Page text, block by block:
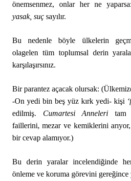
önemsenmez, onlar her ne
yasak, suç sayılır.
Bu nedenle böyle ülkelerin
olagelen tüm toplumsal derin
karşılaşırsınız.
Bir parantez açacak olursak:
-On yedi bin beş yüz kırk yedi- kişi
edilmiş. Cumartesi Anneleri tam
faillerini, mezar ve kemiklerini
bir cevap alamıyor.)
Bu derin yaralar incelendiğinde
önleme ve koruma görevini gereğince